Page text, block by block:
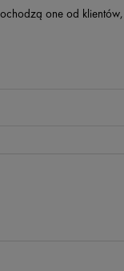
one od